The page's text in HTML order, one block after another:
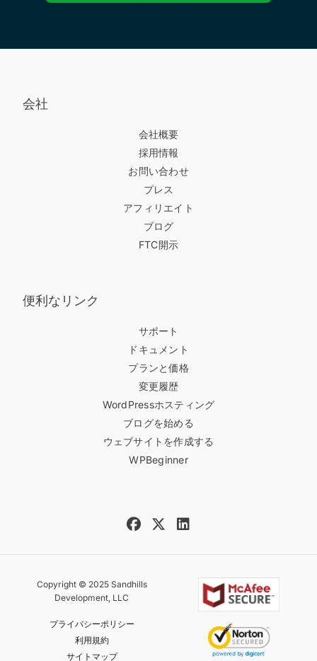
会社
会社概要
採用情報
お問い合わせ
プレス
アフィリエイト
ブログ
FTC開示
便利なリンク
サポート
ドキュメント
プランと価格
変更履歴
WordPressホスティング
ブログを始める
ウェブサイトを作成する
WPBeginner
Copyright © 2025 Sandhills
Development, LLC
プライバシーポリシー
利用規約
サイトマップ